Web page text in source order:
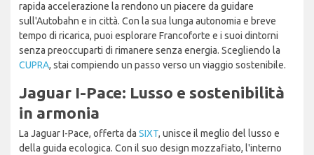
rapida accelerazione la rendono un piacere da guidare
sull'Autobahn e in città. Con la sua lunga autonomia e breve
tempo di ricarica, puoi esplorare Francoforte e i suoi dintorni
senza preoccuparti di rimanere senza energia. Scegliendo la
CUPRA, stai compiendo un passo verso un viaggio sostenibile.
Jaguar I-Pace: Lusso e sostenibilità
in armonia
La Jaguar I-Pace, offerta da SIXT, unisce il meglio del lusso e
della guida ecologica. Con il suo design mozzafiato, l'interno